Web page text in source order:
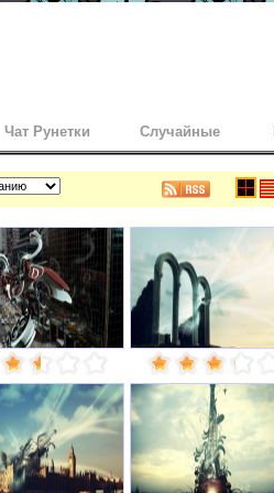
Чат Рунетки Случайные